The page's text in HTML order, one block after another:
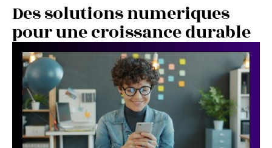
Des solutions numeriques
pour une croissance durable